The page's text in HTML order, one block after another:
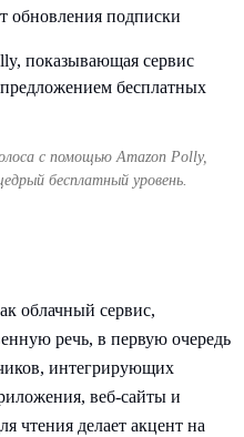
подписки
с помощью Amazon Polly,
бесплатный уровень.
облачный сервис,
речь, в первую очередь
интегрирующих
веб-сайты и
чтения делает акцент на